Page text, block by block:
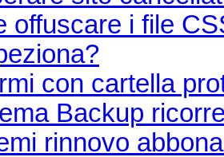
offuscare i file
con cartella
Backup
rinnovo